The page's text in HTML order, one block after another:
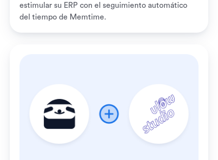
estimular su ERP con el seguimiento automático
del tiempo de Memtime.